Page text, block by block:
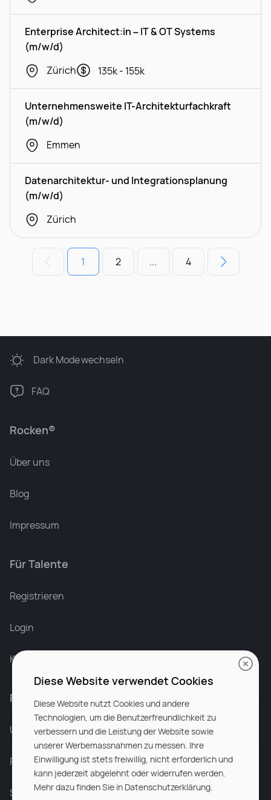
Enterprise Architect:in – IT & OT Systems
(m/w/d)
Zürich
135k - 155k
Unternehmensweite IT-Architekturfachkraft
(m/w/d)
Emmen
Datenarchitektur- und Integrationsplanung
(m/w/d)
Zürich
1 2 ... 4
Rocken®
Über uns
Blog
Impressum
Für Talente
Registrieren
Login
Karriere bei Rocken
Für Unternehmen
Unsere Dienstleistungen
Partnerunternehmen
Sitemap
Dark Modewechseln
FAQ
Diese Website verwendet Cookies
Diese Website nutzt Cookies und andere
Technologien, um die Benutzerfreundlichkeit zu
verbessern und die Leistung der Website sowie
unserer Werbemassnahmen zu messen. Ihre
Einwilligung ist stets freiwillig, nicht erforderlich und
kann jederzeit abgelehnt oder widerrufen werden.
Mehr dazu finden Sie in Datenschutzerklärung.